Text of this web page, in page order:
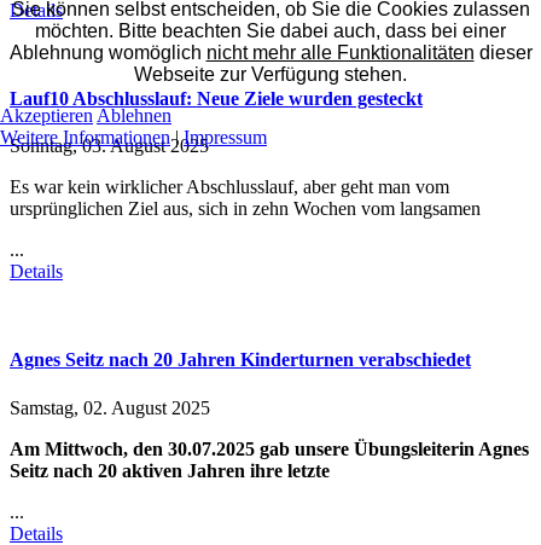
Details
Lauf10 Abschlusslauf: Neue Ziele wurden gesteckt
Sonntag, 03. August 2025
Es war kein wirklicher Abschlusslauf, aber geht man vom
ursprünglichen Ziel aus, sich in zehn Wochen vom langsamen
...
Details
Agnes Seitz nach 20 Jahren Kinderturnen verabschiedet
Samstag, 02. August 2025
Am Mittwoch, den 30.07.2025 gab unsere Übungsleiterin Agnes
Seitz nach 20 aktiven Jahren ihre letzte
...
Details
Sie können selbst entscheiden, ob Sie die Cookies zulassen
möchten. Bitte beachten Sie dabei auch, dass bei einer
Ablehnung womöglich nicht mehr alle Funktionalitäten dieser
Webseite zur Verfügung stehen.
Akzeptieren Ablehnen
Weitere Informationen|Impressum